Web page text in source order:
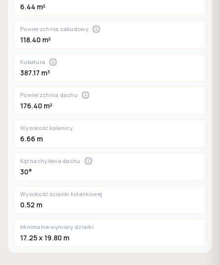
6.44 m²
Powierzchnia zabudowy
118.40 m²
Kubatura
387.17 m³
Powierzchnia dachu
176.40 m²
Wysokość kalenicy
6.66 m
Kąt nachylenia dachu
30°
Wysokość ścianki kolankowej
0.52 m
Minimalne wymiary działki
17.25 x 19.80 m